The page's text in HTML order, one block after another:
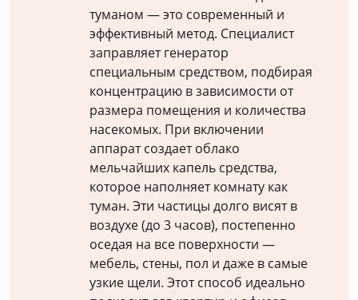
туманом — это современный и
эффективный метод. Специалист
заправляет генератор
специальным средством, подбирая
концентрацию в зависимости от
размера помещения и количества
насекомых. При включении
аппарат создает облако
мельчайших капель средства,
которое наполняет комнату как
туман. Эти частицы долго висят в
воздухе (до 3 часов), постепенно
оседая на все поверхности —
мебель, стены, пол и даже в самые
узкие щели. Этот способ идеально